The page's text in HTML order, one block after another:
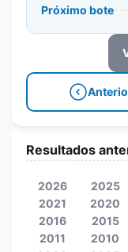
Próximo bote
Resultados
2026 2025
2021
2020
2016
2015
2011
2010